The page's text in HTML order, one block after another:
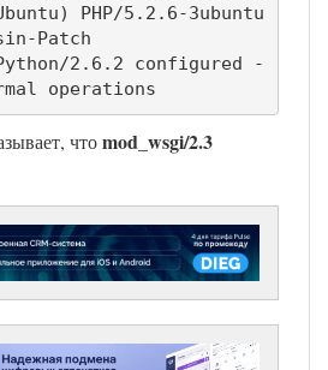
PHP/5.2.6-3ubuntu
Patch
2.6.2 configured -
чтоmod_wsgi/2.3